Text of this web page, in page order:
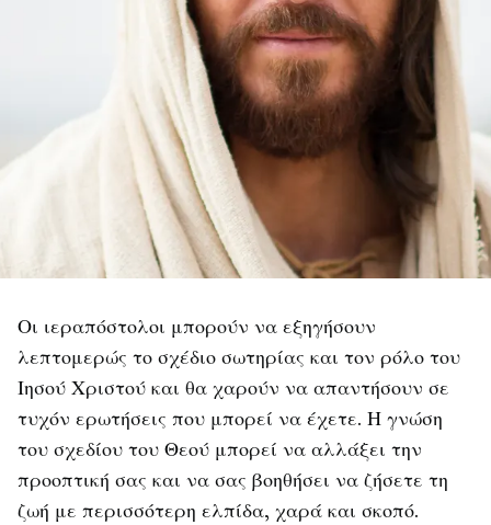
Οι ιεραπόστολοι μπορούν να εξηγήσουν
λεπτομερώς το σχέδιο σωτηρίας και τον ρόλο του
Ιησού Χριστού και θα χαρούν να απαντήσουν σε
τυχόν ερωτήσεις που μπορεί να έχετε. Η γνώση
του σχεδίου του Θεού μπορεί να αλλάξει την
προοπτική σας και να σας βοηθήσει να ζήσετε τη
ζωή με περισσότερη ελπίδα, χαρά και σκοπό.